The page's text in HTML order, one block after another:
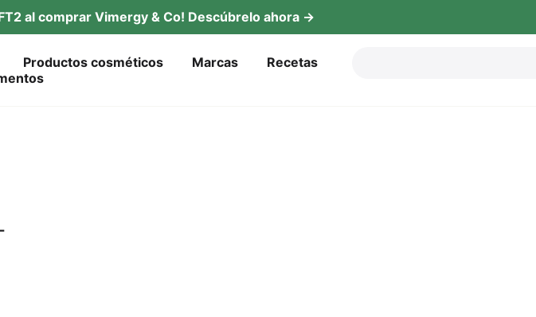
al com­prar Vimer­gy & Co! Descú­b­re­lo ahora →
Pro­duc­tos cosméticos Mar­cas
Rece­tas